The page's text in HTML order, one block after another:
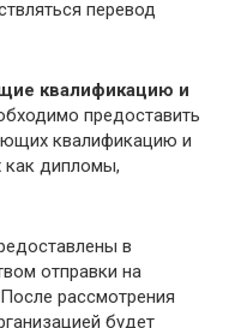
перевод
квалификацию и
предоставить
квалификацию и
как дипломы,
в
отправки на
рассмотрения
будет